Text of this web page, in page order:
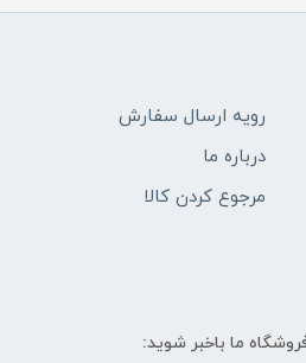
رویه ارسال سفارش
درباره ما
مرجوع کردن کالا
ما باخبر شوید: